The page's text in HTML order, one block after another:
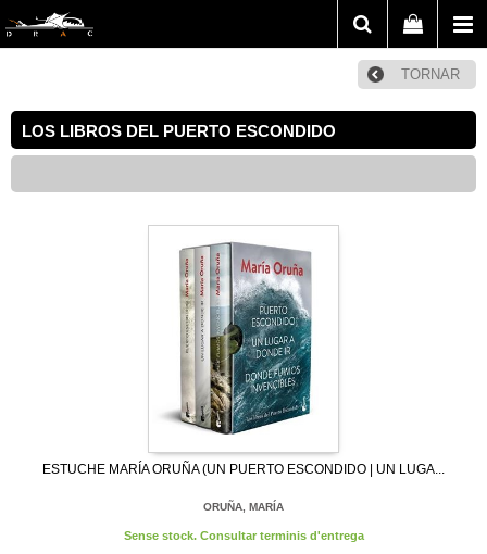
TORNAR
LOS LIBROS DEL PUERTO ESCONDIDO
ESTUCHE MARÍA ORUÑA (UN PUERTO ESCONDIDO | UN LUGA...
ORUÑA, MARÍA
Sense stock. Consultar terminis d'entrega